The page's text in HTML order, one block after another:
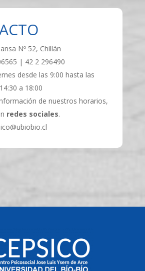
Nº 52, Chillán
| 42 2 296490
desde las 9:00 hasta las
a 18:00
de nuestros horarios,
redes sociales.